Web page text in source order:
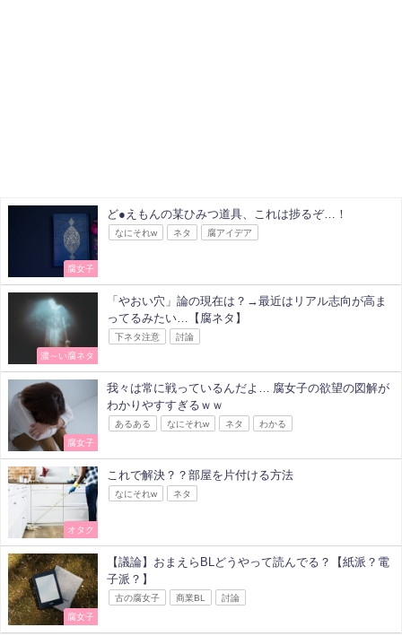
腐女子
ど●えもんの某ひみつ道具、これは捗るぞ…！
なにそれw ネタ 腐アイデア
濃～い腐ネタ
「やおい穴」論の現在は？→最近はリアル志向が高ま
ってるみたい…【腐ネタ】
下ネタ注意 討論
腐女子
我々は常に戦っているんだよ… 腐女子の欲望の図解が
わかりやすすぎるｗｗ
あるある なにそれw ネタ わかる
オタク
これで解決？？部屋を片付ける方法
なにそれw ネタ
腐女子
【議論】おまえらBLどうやって読んでる？【紙派？電
子派？】
古の腐女子 商業BL 討論